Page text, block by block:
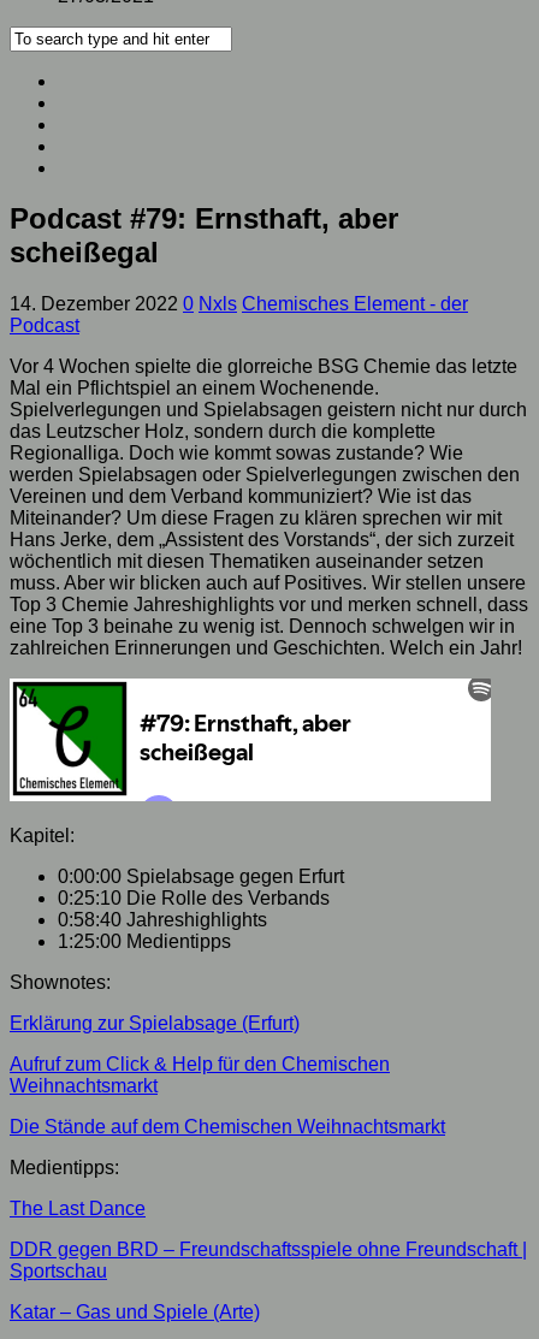
Podcast #79: Ernsthaft, aber
scheißegal
14. Dezember 2022 0 Nxls Chemisches Element - der
Podcast
Vor 4 Wochen spielte die glorreiche BSG Chemie das letzte
Mal ein Pflichtspiel an einem Wochenende.
Spielverlegungen und Spielabsagen geistern nicht nur durch
das Leutzscher Holz, sondern durch die komplette
Regionalliga. Doch wie kommt sowas zustande? Wie
werden Spielabsagen oder Spielverlegungen zwischen den
Vereinen und dem Verband kommuniziert? Wie ist das
Miteinander? Um diese Fragen zu klären sprechen wir mit
Hans Jerke, dem „Assistent des Vorstands“, der sich zurzeit
wöchentlich mit diesen Thematiken auseinander setzen
muss. Aber wir blicken auch auf Positives. Wir stellen unsere
Top 3 Chemie Jahreshighlights vor und merken schnell, dass
eine Top 3 beinahe zu wenig ist. Dennoch schwelgen wir in
zahlreichen Erinnerungen und Geschichten. Welch ein Jahr!
Kapitel:
0:00:00 Spielabsage gegen Erfurt
0:25:10 Die Rolle des Verbands
0:58:40 Jahreshighlights
1:25:00 Medientipps
Shownotes:
Erklärung zur Spielabsage (Erfurt)
Aufruf zum Click & Help für den Chemischen
Weihnachtsmarkt
Die Stände auf dem Chemischen Weihnachtsmarkt
Medientipps:
The Last Dance
DDR gegen BRD – Freundschaftsspiele ohne Freundschaft |
Sportschau
Katar – Gas und Spiele (Arte)